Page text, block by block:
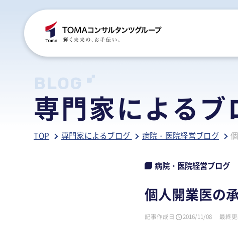
ご挨拶
グル
税務
国際
人事・
相続
経営
人事
事業承
税務
行政
人事・
相続
BLOG
専門家によるブ
TOP 専門家によるブログ 病院・医院経営ブログ
病院・医院経営ブログ
個人開業医の
記事作成日 2016/11/08 最終